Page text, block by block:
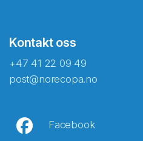
Kontakt oss
+47 41 22 09 49
post@norecopa.no
Facebook